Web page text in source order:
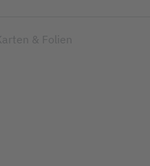
& Folien